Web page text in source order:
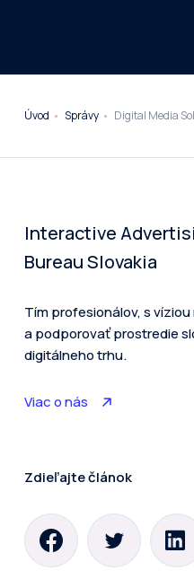
Úvod Správy Digital Media
Interactive
Bureau Slovakia
Tím profesionálov, s
a podporovať prostredie
digitálneho trhu.
Viac o nás
Zdieľajte článok